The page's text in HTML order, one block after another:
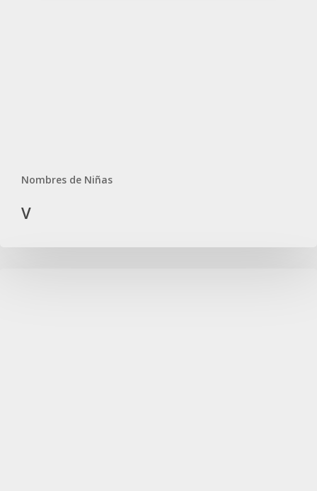
Nombres de Niñas
V